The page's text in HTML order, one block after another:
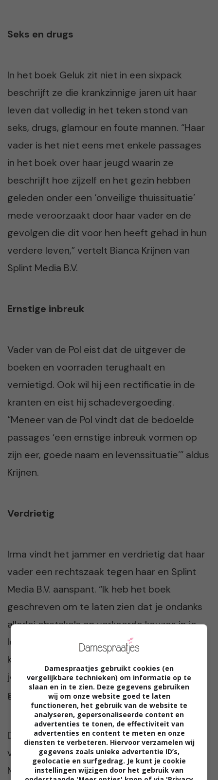
Seks en drugs
In het boek Geluk zit niet in een sixpack
beschrijft ze die krankzinnige jaren uit haar
leven dat volledig in het teken stond van
seks, drugs, glamour en foute mannen. “Haar
vader is het niet eens met enkele passages
in het boek over haar jeugd waarin ze
beschrijft hoe zijzelf en het gezin hebben
geleden onder een ‘onveilige thuissituatie’
mede veroorzaakt door haar vader en de
gevolgen die dit voor hen heeft gehad in hun
verdere leven,” vertelt Bianca Krijnen van
Splint Media B.V.
Ernstige inbreuk
Vader van de Pol eist dat de uitgever de
boeken en voorraden terughaalt en
vernietigd. Ook wil hij een rectificatie in de
kranten en eist hij schadevergoeding.
“Meneer van de Pol vindt dat de bedoelde
passages ‘een ernstige inbreuk vormen op
zijn eer, goede naam en levenssituatie’” aldus
Krijnen.
Verdrietig
Irma vindt het jammer en verdrietig dat haar
vader een rechtszaak tegen haar en Splint
Media B.V. aanspant. “Ik heb het boek
geschreven om te laten zien dat je ondanks
allerlei obstakels en verkeerde keuzes in je
leven, toch op een goede en gelukkige plek
kunt uitkomen. De gebeurtenissen in mijn
jeugd zijn slechts een onderdeel van het
gehele verhaal,” vindt de powervrouw.
De rechtbank in Lelystad neemt de zaak
vrijdag 14 juli in behandeling. Uitgeverij Splint
Media B.V. en Irma van de Pol worden in deze
Damespraatjes gebruikt cookies (en
vergelijkbare technieken) om informatie op te
slaan en in te zien. Deze gegevens gebruiken
wij om onze website goed te laten
functioneren, het gebruik van de website te
analyseren, gepersonaliseerde content en
advertenties te tonen, de effectiviteit van
advertenties en content te meten en onze
diensten te verbeteren. Hiervoor verzamelen wij
gegevens zoals unieke advertentie ID’s,
geolocatie en surfgedrag. Je kunt je cookie
instellingen wijzigen door het gebruik van